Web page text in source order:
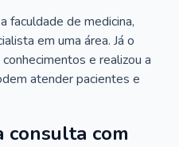
faculdade de medicina,
em uma área. Já o
e realizou a
atender pacientes e
consulta com